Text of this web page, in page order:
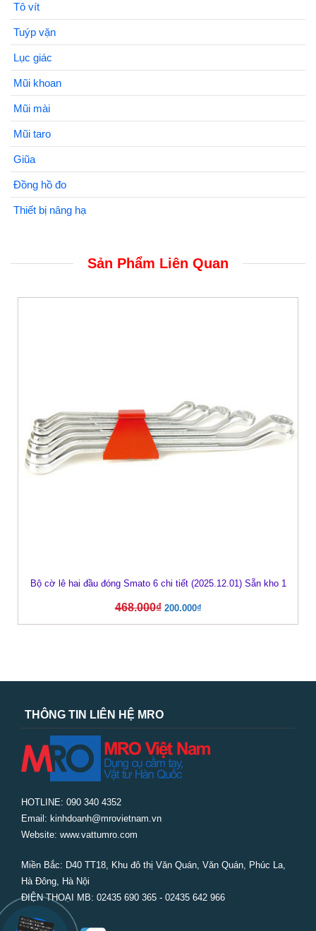
Tô vít
Tuýp vặn
Lục giác
Mũi khoan
Mũi mài
Mũi taro
Giũa
Đồng hồ đo
Thiết bị nâng hạ
Sản Phẩm Liên Quan
Bộ cờ lê hai đầu đóng Smato 6 chi tiết (2025.12.01) Sẵn kho 1
468.000₫ 200.000₫
THÔNG TIN LIÊN HỆ MRO
HOTLINE: 090 340 4352
Email: kinhdoanh@mrovietnam.vn
Website: www.vattumro.com
Miền Bắc: D40 TT18, Khu đô thị Văn Quán, Văn Quán, Phúc La,
Hà Đông, Hà Nội
ĐIỆN THOẠI MB: 02435 690 365 - 02435 642 966